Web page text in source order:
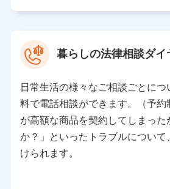
氏名、電話番号、メールアドレス、お
性、連絡先、dポイントサービスのご
として、dポイントカード番号、性別
所、dポイント残高、dポイント利用履
利用情報
当社又は株式会社NTTドコモが提供す
ご契約・ご利用などに関する情報。例
会社NTTドコモが提供する各種サービ
用履歴インターネット利用時の行動に
ーション利用時の行動に関する情報、
暮らしの法律相談ダイ
日常生活の様々なご相談ごとに
料で電話相談ができます。（予約
が高額な商品を契約してしまった
か？」といったトラブルについて
けられます。